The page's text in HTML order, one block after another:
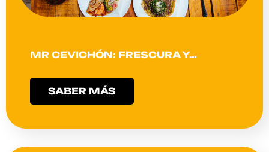
MR CEVICHÓN: FRESCURA Y…
SABER MÁS